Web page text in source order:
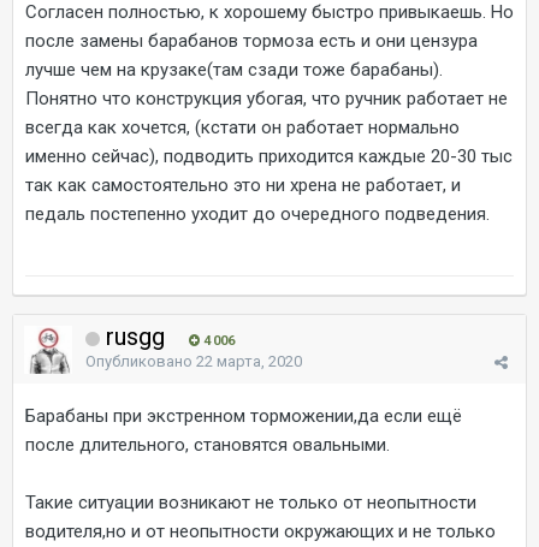
Согласен полностью, к хорошему быстро привыкаешь. Но
после замены барабанов тормоза есть и они цензура
лучше чем на крузаке(там сзади тоже барабаны).
Понятно что конструкция убогая, что ручник работает не
всегда как хочется, (кстати он работает нормально
именно сейчас), подводить приходится каждые 20-30 тыс
так как самостоятельно это ни хрена не работает, и
педаль постепенно уходит до очередного подведения.
rusgg 4 006
Опубликовано 22 марта, 2020
Барабаны при экстренном торможении,да если ещё
после длительного, становятся овальными.
Такие ситуации возникают не только от неопытности
водителя,но и от неопытности окружающих и не только